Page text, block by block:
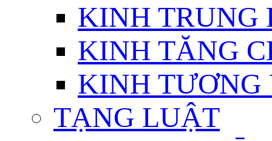
KINH TRUNG
KINH TĂNG
KINH TƯƠNG
TẠNG LUẬT